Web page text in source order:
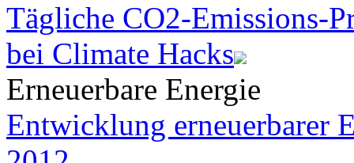
Tägliche CO2-Emissions-
bei Climate Hacks
Erneuerbare Energie
Entwicklung erneuerbarer